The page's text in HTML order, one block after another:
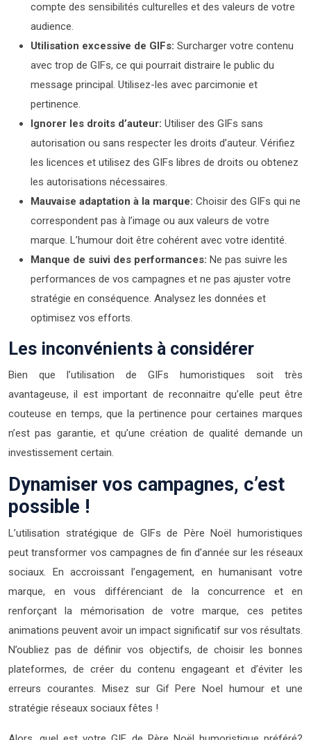
compte des sensibilités culturelles et des valeurs de votre
audience.
Utilisation excessive de GIFs: Surcharger votre contenu
avec trop de GIFs, ce qui pourrait distraire le public du
message principal. Utilisez-les avec parcimonie et
pertinence.
Ignorer les droits d’auteur: Utiliser des GIFs sans
autorisation ou sans respecter les droits d’auteur. Vérifiez
les licences et utilisez des GIFs libres de droits ou obtenez
les autorisations nécessaires.
Mauvaise adaptation à la marque: Choisir des GIFs qui ne
correspondent pas à l’image ou aux valeurs de votre
marque. L’humour doit être cohérent avec votre identité.
Manque de suivi des performances: Ne pas suivre les
performances de vos campagnes et ne pas ajuster votre
stratégie en conséquence. Analysez les données et
optimisez vos efforts.
Les inconvénients à considérer
Bien que l’utilisation de GIFs humoristiques soit très
avantageuse, il est important de reconnaitre qu’elle peut être
couteuse en temps, que la pertinence pour certaines marques
n’est pas garantie, et qu’une création de qualité demande un
investissement certain.
Dynamiser vos campagnes, c’est
possible !
L’utilisation stratégique de GIFs de Père Noël humoristiques
peut transformer vos campagnes de fin d’année sur les réseaux
sociaux. En accroissant l’engagement, en humanisant votre
marque, en vous différenciant de la concurrence et en
renforçant la mémorisation de votre marque, ces petites
animations peuvent avoir un impact significatif sur vos résultats.
N’oubliez pas de définir vos objectifs, de choisir les bonnes
plateformes, de créer du contenu engageant et d’éviter les
erreurs courantes. Misez sur Gif Pere Noel humour et une
stratégie réseaux sociaux fêtes !